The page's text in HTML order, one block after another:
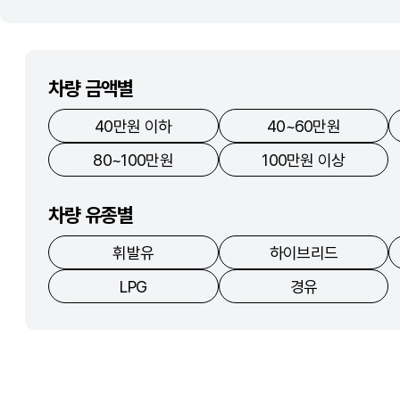
차량 금액별
40만원 이하
40~60만원
80~100만원
100만원 이상
차량 유종별
휘발유
하이브리드
LPG
경유